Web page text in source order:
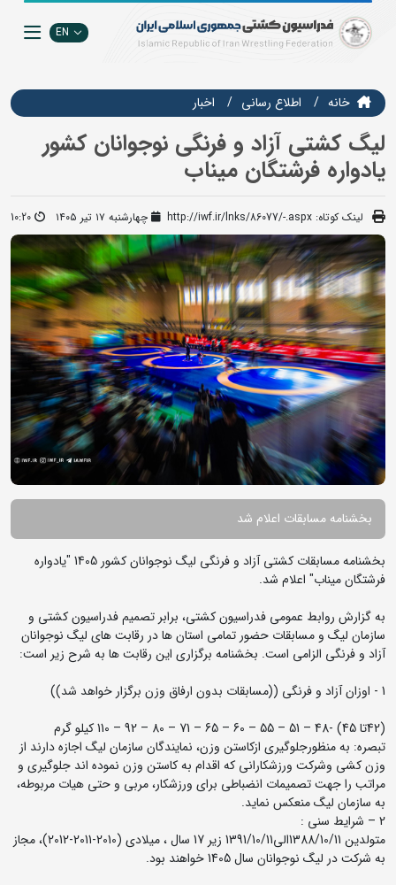
EN
خانه اطلاع رسانی اخبار
لیگ کشتی آزاد و فرنگی نوجوانان کشور
یادواره فرشتگان میناب
لینک کوتاه: http://iwf.ir/lnks/86077/-.aspx چهارشنبه ۱۷ تیر ۱۴۰۵ 10:20
بخشنامه مسابقات اعلام شد
بخشنامه مسابقات کشتی آزاد و فرنگی لیگ نوجوانان کشور 1405 "یادواره
فرشتگان میناب" اعلام شد.
به گزارش روابط عمومی فدراسیون کشتی، برابر تصمیم فدراسیون کشتی و
سازمان لیگ و مسابقات حضور تمامی استان ها در رقابت های لیگ نوجوانان
آزاد و فرنگی الزامی است. بخشنامه برگزاری این رقابت ها به شرح زیر است:
1 - اوزان آزاد و فرنگی ((مسابقات بدون ارفاق وزن برگزار خواهد شد))
(42تا 45) -48 – 51 – 55 – 60 – 65 – 71 – 80 – 92 – 110 کیلو گرم
تبصره: به منظورجلوگیری ازکاستن وزن، نمایندگان سازمان لیگ اجازه دارند از
وزن کشی وشرکت ورزشکارانی که اقدام به کاستن وزن نموده اند جلوگیری و
مراتب را جهت تصمیمات انضباطی برای ورزشکار، مربی و حتی هیات مربوطه،
به سازمان لیگ منعکس نماید.
2 – شرایط سنی :
متولدین 1388/10/11الی1391/10/11 زیر 17 سال ، میلادی (2010-2011-2012)، مجاز
به شرکت در لیگ نوجوانان سال 1405 خواهند بود.